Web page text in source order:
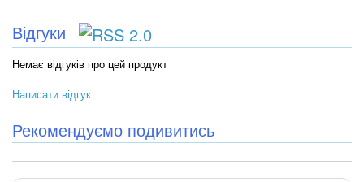
Відгуки
Немає відгуків про цей продукт
Написати відгук
Рекомендуємо подивитись